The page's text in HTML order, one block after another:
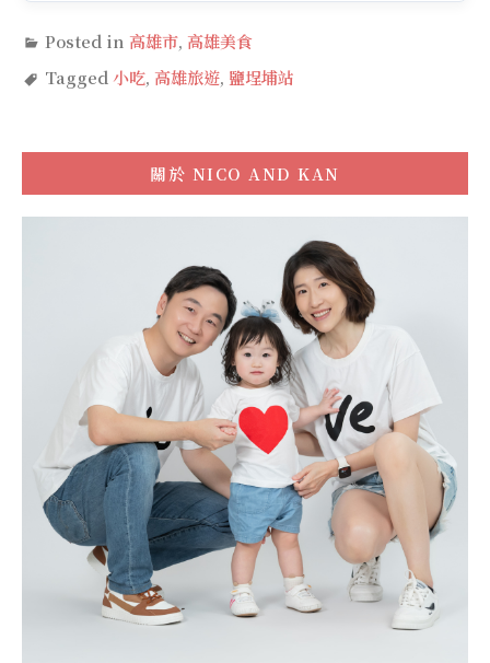
Posted in 高雄市, 高雄美食
Tagged 小吃, 高雄旅遊, 鹽埕埔站
關於 NICO AND KAN